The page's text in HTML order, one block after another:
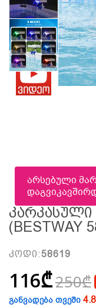
არსებული
Კარკასული
(BESTWAY
კოდი:58619
116₾250₾
განვადება თვეში 4.8